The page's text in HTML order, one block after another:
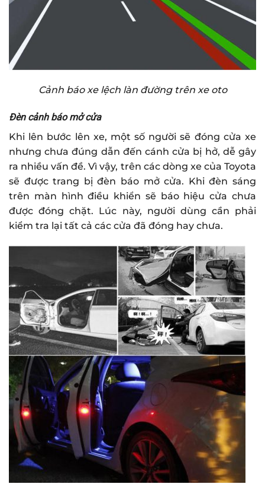
Cảnh báo xe lệch làn đường trên xe oto
Đèn cảnh báo mở cửa
Khi lên bước lên xe, một số người sẽ đóng cửa xe
nhưng chưa đúng dẫn đến cánh cửa bị hở, dễ gây
ra nhiều vấn đề. Vì vậy, trên các dòng xe của Toyota
sẽ được trang bị đèn báo mở cửa. Khi đèn sáng
trên màn hình điều khiển sẽ báo hiệu cửa chưa
được đóng chặt. Lúc này, người dùng cần phải
kiểm tra lại tất cả các cửa đã đóng hay chưa.